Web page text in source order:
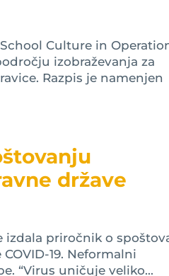
Culture in
izobraževanja za
Razpis je namenjen
države
izdala priročnik o
19. Neformalni
“Virus uničuje veliko...